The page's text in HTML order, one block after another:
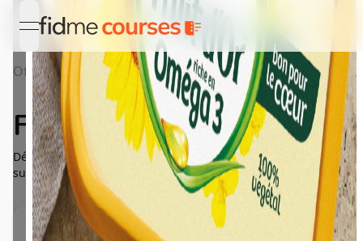
open navigation menu
Offres Détail Fruit d'or Oméga 3
Fruit d'or Oméga 3
Découvrez la nouvelle recette Fruit d'or, bon pour le cœur et
sur votre tartine